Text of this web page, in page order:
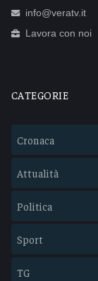
info@veratv.it
Lavora con noi
CATEGORIE
Cronaca
Attualità
Politica
Sport
TG